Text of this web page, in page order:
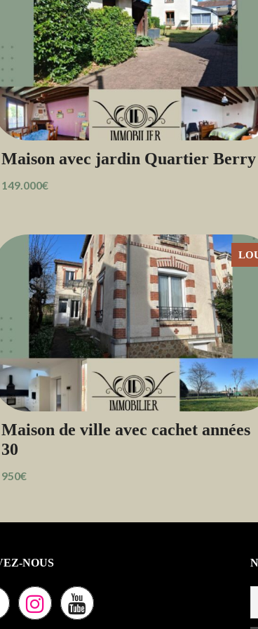
Maison avec jardin Quartier Berry
149.000€
Maison de ville avec cachet années
30
950€
NOUS